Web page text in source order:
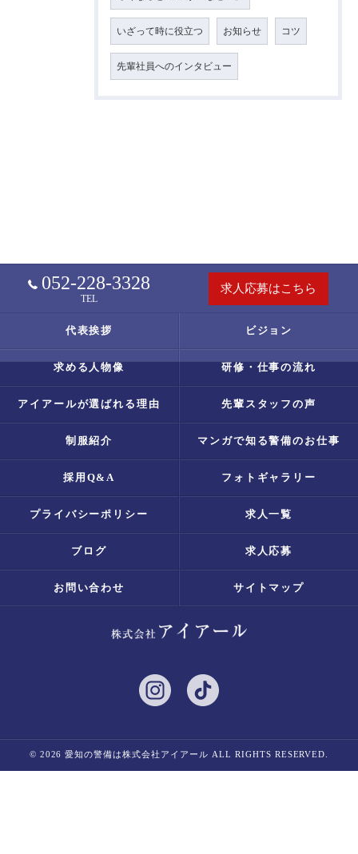
いざって時に役立つ お知らせ コツ
先輩社員へのインタビュー
052-228-3328
TEL
求人応募はこちら
代表挨拶 ビジョン
求める人物像 研修・仕事の流れ
アイアールが選ばれる理由 先輩スタッフの声
制服紹介 マンガで知る警備のお仕事
採用Q&A フォトギャラリー
プライバシーポリシー 求人一覧
ブログ 求人応募
お問い合わせ サイトマップ
© 2026 愛知の警備は株式会社アイアール ALL RIGHTS RESERVED.